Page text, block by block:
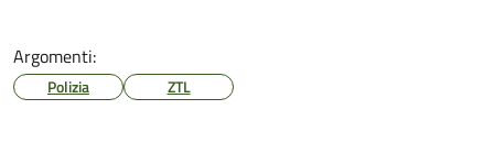
Argomenti:
Polizia ZTL